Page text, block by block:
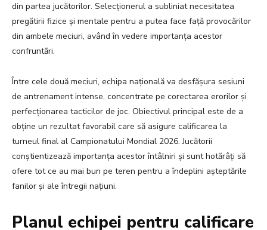
din partea jucătorilor. Selecționerul a subliniat necesitatea
pregătirii fizice și mentale pentru a putea face față provocărilor
din ambele meciuri, având în vedere importanța acestor
confruntări.
Între cele două meciuri, echipa națională va desfășura sesiuni
de antrenament intense, concentrate pe corectarea erorilor și
perfecționarea tacticilor de joc. Obiectivul principal este de a
obține un rezultat favorabil care să asigure calificarea la
turneul final al Campionatului Mondial 2026. Jucătorii
conștientizează importanța acestor întâlniri și sunt hotărâți să
ofere tot ce au mai bun pe teren pentru a îndeplini așteptările
fanilor și ale întregii națiuni.
Planul echipei pentru calificare